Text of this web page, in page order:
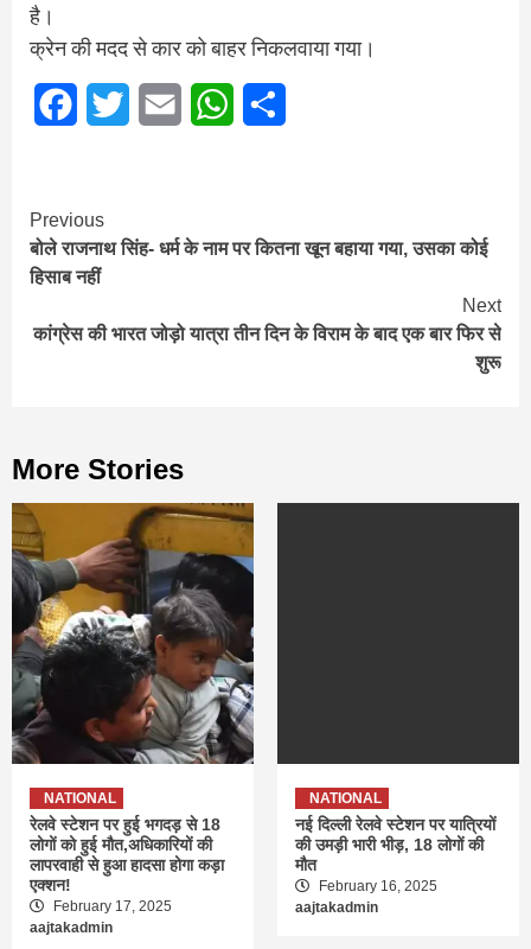
है।
क्रेन की मदद से कार को बाहर निकलवाया गया।
FacebookTwitter Email WhatsApp
Continue
Reading
Previous
बोले राजनाथ सिंह- धर्म के नाम पर कितना खून बहाया गया, उसका कोई
हिसाब नहीं
Next
कांग्रेस की भारत जोड़ो यात्रा तीन दिन के विराम के बाद एक बार फिर से
शुरू
More Stories
NATIONAL
रेलवे स्टेशन पर हुई भगदड़ से 18
लोगों को हुई मौत,अधिकारियों की
लापरवाही से हुआ हादसा होगा कड़ा
एक्शन!
February 17, 2025
aajtakadmin
NATIONAL
नई दिल्ली रेलवे स्टेशन पर यात्रियों
की उमड़ी भारी भीड़, 18 लोगों की
मौत
February 16, 2025
aajtakadmin